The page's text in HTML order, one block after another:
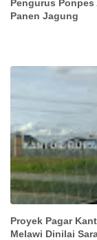
Pengurus
Panen Jagung
Proyek Pagar
Melawi Dinilai